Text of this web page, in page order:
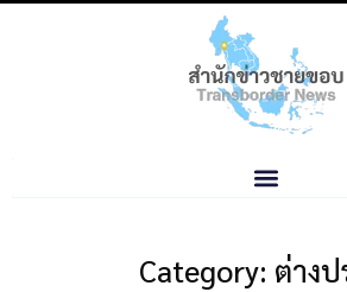
Category: ต่างป